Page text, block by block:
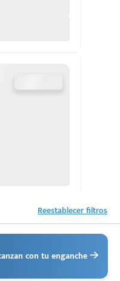
Reestablecer filtros
con tu enganche